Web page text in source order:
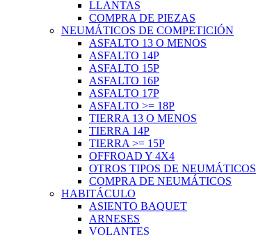
LLANTAS
COMPRA DE PIEZAS
NEUMÁTICOS DE COMPETICIÓN
ASFALTO 13 O MENOS
ASFALTO 14P
ASFALTO 15P
ASFALTO 16P
ASFALTO 17P
ASFALTO >= 18P
TIERRA 13 O MENOS
TIERRA 14P
TIERRA >= 15P
OFFROAD Y 4X4
OTROS TIPOS DE NEUMÁTICOS
COMPRA DE NEUMÁTICOS
HABITÁCULO
ASIENTO BAQUET
ARNESES
VOLANTES